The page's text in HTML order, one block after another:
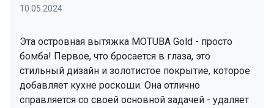
10.05.2024
Эта островная вытяжка MOTUBA Gold - просто
бомба! Первое, что бросается в глаза, это
стильный дизайн и золотистое покрытие, которое
добавляет кухне роскоши. Она отлично
справляется со своей основной задачей - удаляет